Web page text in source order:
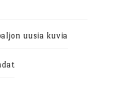
uusia kuvia